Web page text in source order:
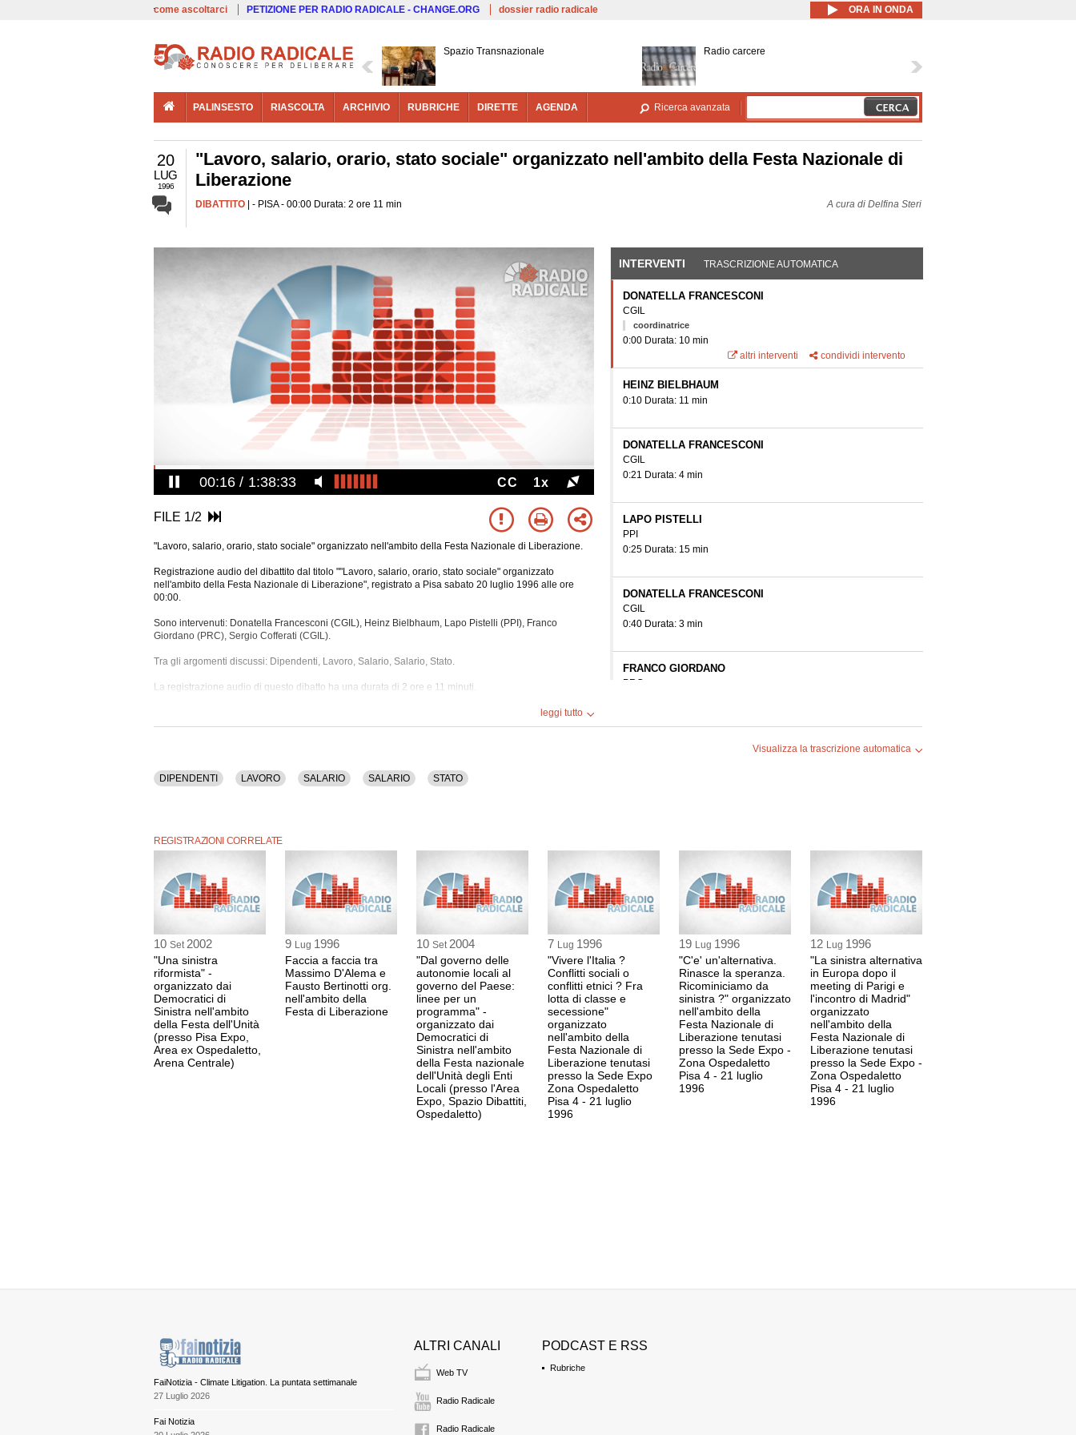
Salta al contenuto principale
come ascoltarci PETIZIONE PER RADIO RADICALE - CHANGE.ORG dossier radio radicale ORA IN ONDA
Spazio Transnazionale Radio carcere
PALINSESTO RIASCOLTA ARCHIVIO RUBRICHE DIRETTE AGENDA Ricerca avanzata
20
LUG
1996
"Lavoro, salario, orario, stato sociale" organizzato nell'ambito della Festa Nazionale di
Liberazione
DIBATTITO | - PISA - 00:00 Durata: 2 ore 11 min A cura di Delfina Steri
00:17 1:38:33 CC 1x
FILE 1/2
"Lavoro, salario, orario, stato sociale" organizzato nell'ambito della Festa Nazionale di Liberazione.
Registrazione audio del dibattito dal titolo ""Lavoro, salario, orario, stato sociale" organizzato
nell'ambito della Festa Nazionale di Liberazione", registrato a Pisa sabato 20 luglio 1996 alle ore
00:00.
Sono intervenuti: Donatella Francesconi (CGIL), Heinz Bielbhaum, Lapo Pistelli (PPI), Franco
Giordano (PRC), Sergio Cofferati (CGIL).
Tra gli argomenti discussi: Dipendenti, Lavoro, Salario, Salario, Stato.
La registrazione audio di questo dibatto ha una durata di 2 ore e 11 minuti.
leggi tutto
INTERVENTI (SCHEDA ATTIVA)
TRASCRIZIONE AUTOMATICA
DONATELLA FRANCESCONI
CGIL
coordinatrice
0:00 Durata: 10 min
altri interventi
condividi intervento
HEINZ BIELBHAUM
0:10 Durata: 11 min
DONATELLA FRANCESCONI
CGIL
0:21 Durata: 4 min
LAPO PISTELLI
PPI
0:25 Durata: 15 min
DONATELLA FRANCESCONI
CGIL
0:40 Durata: 3 min
FRANCO GIORDANO
PRC
0:57 Durata: 1 min
CGIL
0:58 Durata: 32 min
DONATELLA FRANCESCONI
1:30 Durata: 1 min
HEINZ BIELBHAUM
1:31 Durata: 9 min
FRANCO GIORDANO
Visualizza la trascrizione automatica
DIPENDENTI LAVORO SALARIO SALARIO STATO
REGISTRAZIONI CORRELATE
10 Set 2002
"Una sinistra
riformista" -
organizzato dai
Democratici di
Sinistra nell'ambito
della Festa dell'Unità
(presso Pisa Expo,
Area ex Ospedaletto,
Arena Centrale)
9 Lug 1996
Faccia a faccia tra
Massimo D'Alema e
Fausto Bertinotti org.
nell'ambito della
Festa di Liberazione
10 Set 2004
"Dal governo delle
autonomie locali al
governo del Paese:
linee per un
programma" -
organizzato dai
Democratici di
Sinistra nell'ambito
della Festa nazionale
dell'Unità degli Enti
Locali (presso l'Area
Expo, Spazio Dibattiti,
Ospedaletto)
7 Lug 1996
"Vivere l'Italia ?
Conflitti sociali o
conflitti etnici ? Fra
lotta di classe e
secessione"
organizzato
nell'ambito della
Festa Nazionale di
Liberazione tenutasi
presso la Sede Expo
Zona Ospedaletto
Pisa 4 - 21 luglio
1996
19 Lug 1996
"C'e' un'alternativa.
Rinasce la speranza.
Ricominiciamo da
sinistra ?" organizzato
nell'ambito della
Festa Nazionale di
Liberazione tenutasi
presso la Sede Expo -
Zona Ospedaletto
Pisa 4 - 21 luglio
1996
12 Lug 1996
"La sinistra alternativa
in Europa dopo il
meeting di Parigi e
l'incontro di Madrid"
organizzato
nell'ambito della
Festa Nazionale di
Liberazione tenutasi
presso la Sede Expo -
Zona Ospedaletto
Pisa 4 - 21 luglio
1996
FaiNotizia - Climate Litigation. La puntata settimanale
27 Luglio 2026
Fai Notizia
ALTRI CANALI
Web TV
Radio Radicale
Radio Radicale
PODCAST E RSS
Rubriche